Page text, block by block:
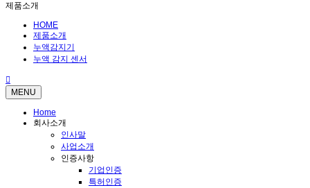
제품소개
HOME
제품소개
누액감지기
누액 감지 센서
MENU
Home
회사소개
인사말
사업소개
인증사항
기업인증
특허인증